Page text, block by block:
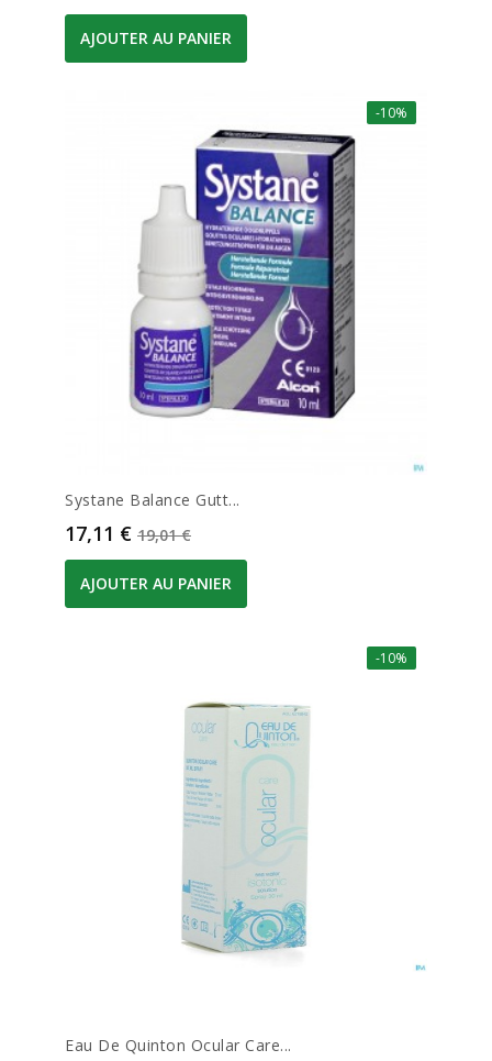
AJOUTER AU PANIER
-10%
Systane Balance Gutt...
Prix
17,11 € Prix de base
19,01 €
AJOUTER AU PANIER
-10%
Eau De Quinton Ocular Care...